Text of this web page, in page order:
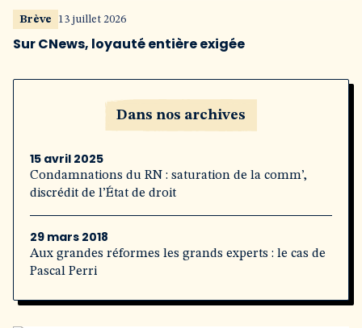
Brève 13 juillet 2026
Sur CNews, loyauté entière exigée
Dans nos archives
15 avril 2025
Condamnations du RN : saturation de la comm’,
discrédit de l’État de droit
29 mars 2018
Aux grandes réformes les grands experts : le cas de
Pascal Perri